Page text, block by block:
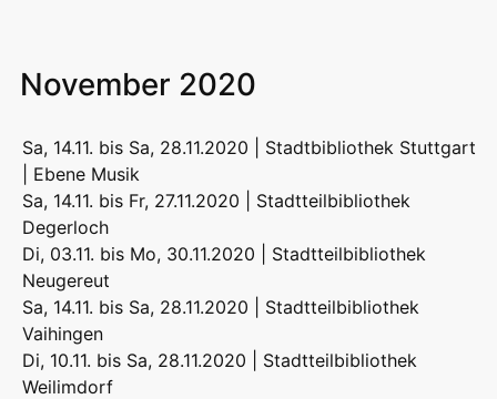
November 2020
Sa, 14.11. bis Sa, 28.11.2020 | Stadtbibliothek Stuttgart
| Ebene Musik
Sa, 14.11. bis Fr, 27.11.2020 | Stadtteilbibliothek
Degerloch
Di, 03.11. bis Mo, 30.11.2020 | Stadtteilbibliothek
Neugereut
Sa, 14.11. bis Sa, 28.11.2020 | Stadtteilbibliothek
Vaihingen
Di, 10.11. bis Sa, 28.11.2020 | Stadtteilbibliothek
Weilimdorf